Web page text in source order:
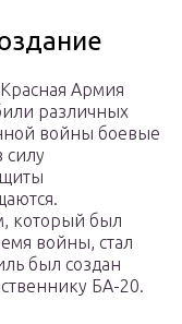
Армия
различных
войны боевые
силу
который был
войны, стал
был создан
БА-20.